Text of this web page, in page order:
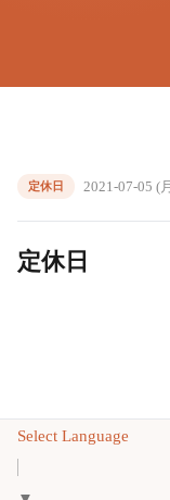
定休日 2021-07-05 (
定休日
Select Language